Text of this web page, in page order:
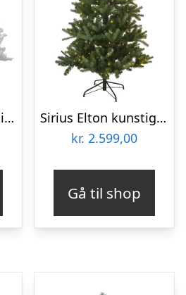
Sirius Snowy kunstigt juletræ med lys, 180 cm
Sirius Elton kunstigt juletræ med lys, 240 cm
kr. 2.599,00
Gå til shop